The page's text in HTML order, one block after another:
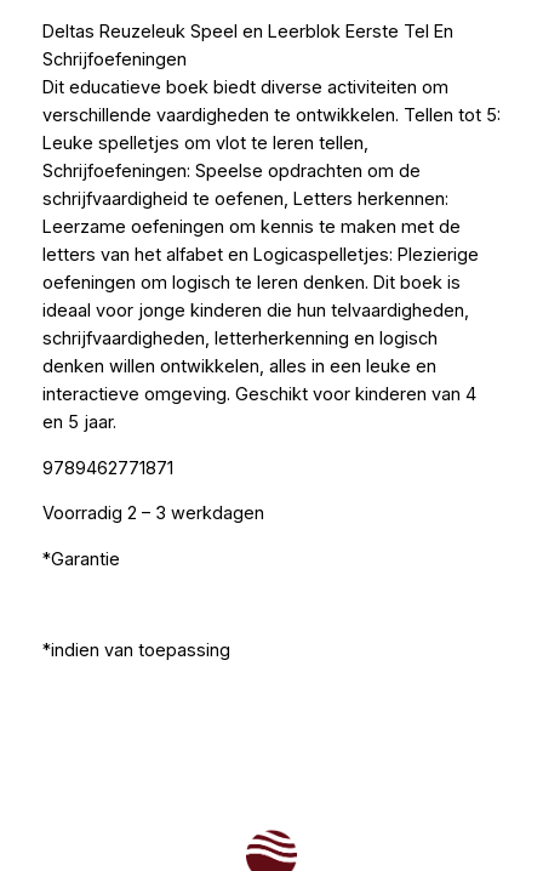
Deltas Reuzeleuk Speel en Leerblok Eerste Tel En
Schrijfoefeningen
Dit educatieve boek biedt diverse activiteiten om
verschillende vaardigheden te ontwikkelen. Tellen tot 5:
Leuke spelletjes om vlot te leren tellen,
Schrijfoefeningen: Speelse opdrachten om de
schrijfvaardigheid te oefenen, Letters herkennen:
Leerzame oefeningen om kennis te maken met de
letters van het alfabet en Logicaspelletjes: Plezierige
oefeningen om logisch te leren denken. Dit boek is
ideaal voor jonge kinderen die hun telvaardigheden,
schrijfvaardigheden, letterherkenning en logisch
denken willen ontwikkelen, alles in een leuke en
interactieve omgeving. Geschikt voor kinderen van 4
en 5 jaar.
9789462771871
Voorradig 2 – 3 werkdagen
*Garantie
*indien van toepassing